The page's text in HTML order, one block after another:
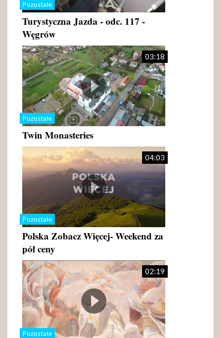
Pozostałe
Turystyczna Jazda - odc. 117 -
Węgrów
Pozostałe
03:18
Twin Monasteries
Pozostałe
04:03
Polska Zobacz Więcej- Weekend za
pół ceny
Pozostałe
02:19